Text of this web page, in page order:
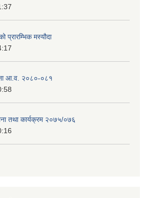
प्रारम्भिक मस्यौदा
आ.व. २०८०-०८१
तथा कार्यक्रम २०७५/०७६